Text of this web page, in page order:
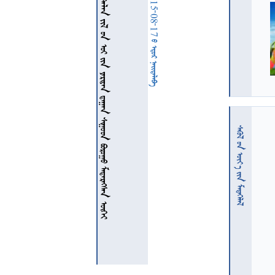
  